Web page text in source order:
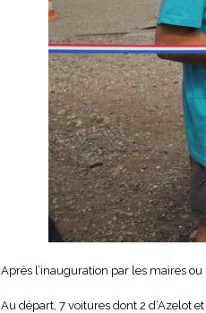
Après l’inauguration par les maires
Au départ, 7 voitures dont 2 d’Azelot